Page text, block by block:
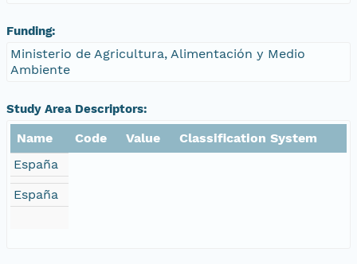
Funding:
Ministerio de Agricultura, Alimentación y Medio
Ambiente
Study Area Descriptors:
Name Code Value
Classification System
España
España